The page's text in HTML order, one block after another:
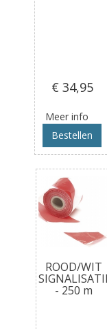
€ 34,95
Meer info
Bestellen
ROOD/WIT
- 250 m